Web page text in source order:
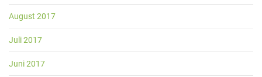
August 2017
Juli 2017
Juni 2017